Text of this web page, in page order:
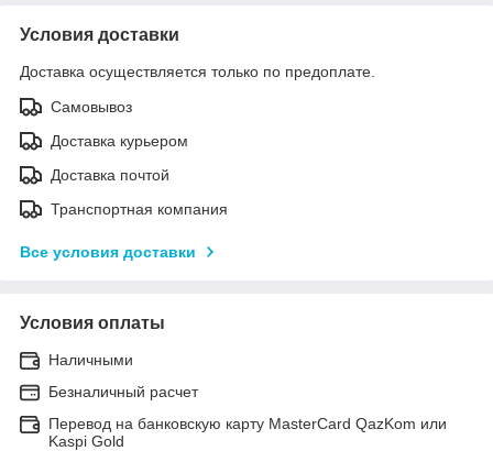
Условия доставки
Доставка осуществляется только по предоплате.
Самовывоз
Доставка курьером
Доставка почтой
Транспортная компания
Все условия доставки
Условия оплаты
Наличными
Безналичный расчет
Перевод на банковскую карту MasterCard QazKom или
Kaspi Gold